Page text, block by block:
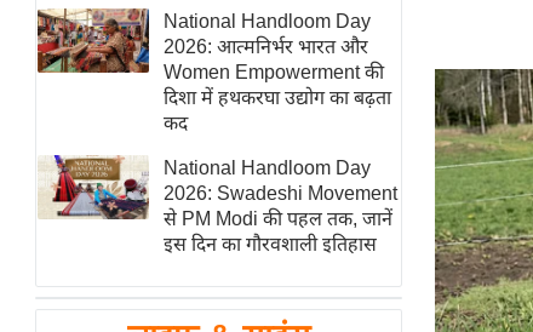
बॉलीवुड
हॉलीवुड
फिल्म समीक्षा
Breaking
News
लाइफस्टाइल
टेक्नॉलॉजी
घरेलू नुस्खे
National Handloom Day
2026: आत्मनिर्भर भारत और
Women Empowerment की
दिशा में हथकरघा उद्योग का बढ़ता
कद
National Handloom Day
2026: Swadeshi Movement
से PM Modi की पहल तक, जानें
इस दिन का गौरवशाली इतिहास